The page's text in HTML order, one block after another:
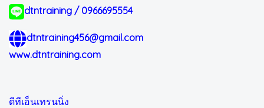
dtntraining / 0966695554
dtntraining456@gmail.com
www.dtntraining.com
ดีทีเอ็นเทรนนิ่ง